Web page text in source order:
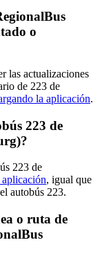
o
las actualizaciones
de 223 de
la aplicación.
223 de
223 de
aplicación, igual que
autobús 223.
o ruta de